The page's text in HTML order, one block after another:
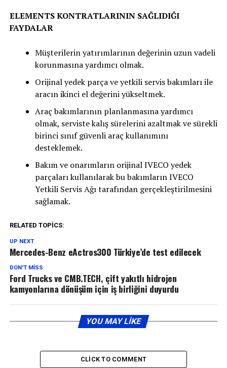
ELEMENTS KONTRATLARININ SAĞLIDIĞI
FAYDALAR
Müşterilerin yatırımlarının değerinin uzun vadeli
korunmasına yardımcı olmak.
Orijinal yedek parça ve yetkili servis bakımları ile
aracın ikinci el değerini yükseltmek.
Araç bakımlarının planlanmasına yardımcı
olmak, serviste kalış sürelerini azaltmak ve sürekli
birinci sınıf güvenli araç kullanımını
desteklemek.
Bakım ve onarımların orijinal IVECO yedek
parçaları kullanılarak bu bakımların IVECO
Yetkili Servis Ağı tarafından gerçekleştirilmesini
sağlamak.
RELATED TOPICS:
UP NEXT
Mercedes-Benz eActros300 Türkiye’de test edilecek
DON'T MISS
Ford Trucks ve CMB.TECH, çift yakıtlı hidrojen
kamyonlarına dönüşüm için iş birliğini duyurdu
YOU MAY LIKE
CLICK TO COMMENT